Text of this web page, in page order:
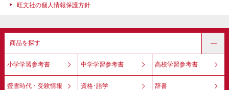
旺文社の個人情報保護方針
商品を探す
小学学習参考書 中学学習参考書 高校学習参考書
螢雪時代・受験情報 資格･語学 辞書